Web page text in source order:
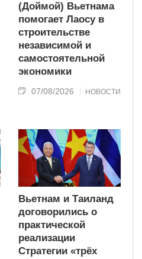
(Доймой) Вьетнама
помогает Лаосу в
строительстве
независимой и
самостоятельной
экономики
07/08/2026 НОВОСТИ
Вьетнам и Таиланд
договорились о
практической
реализации
Стратегии «трёх